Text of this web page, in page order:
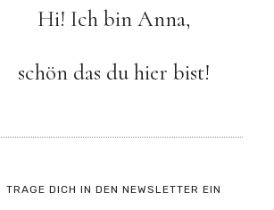
Hi! Ich bin Anna,
schön das du hier bist!
TRAGE DICH IN DEN NEWSLETTER EIN